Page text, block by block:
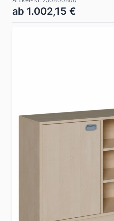
ab 1.002,15 €